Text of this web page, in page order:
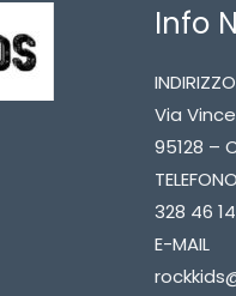
Info
INDIRIZZO
Via
95128 –
TELEFONO
328 46
E-MAIL